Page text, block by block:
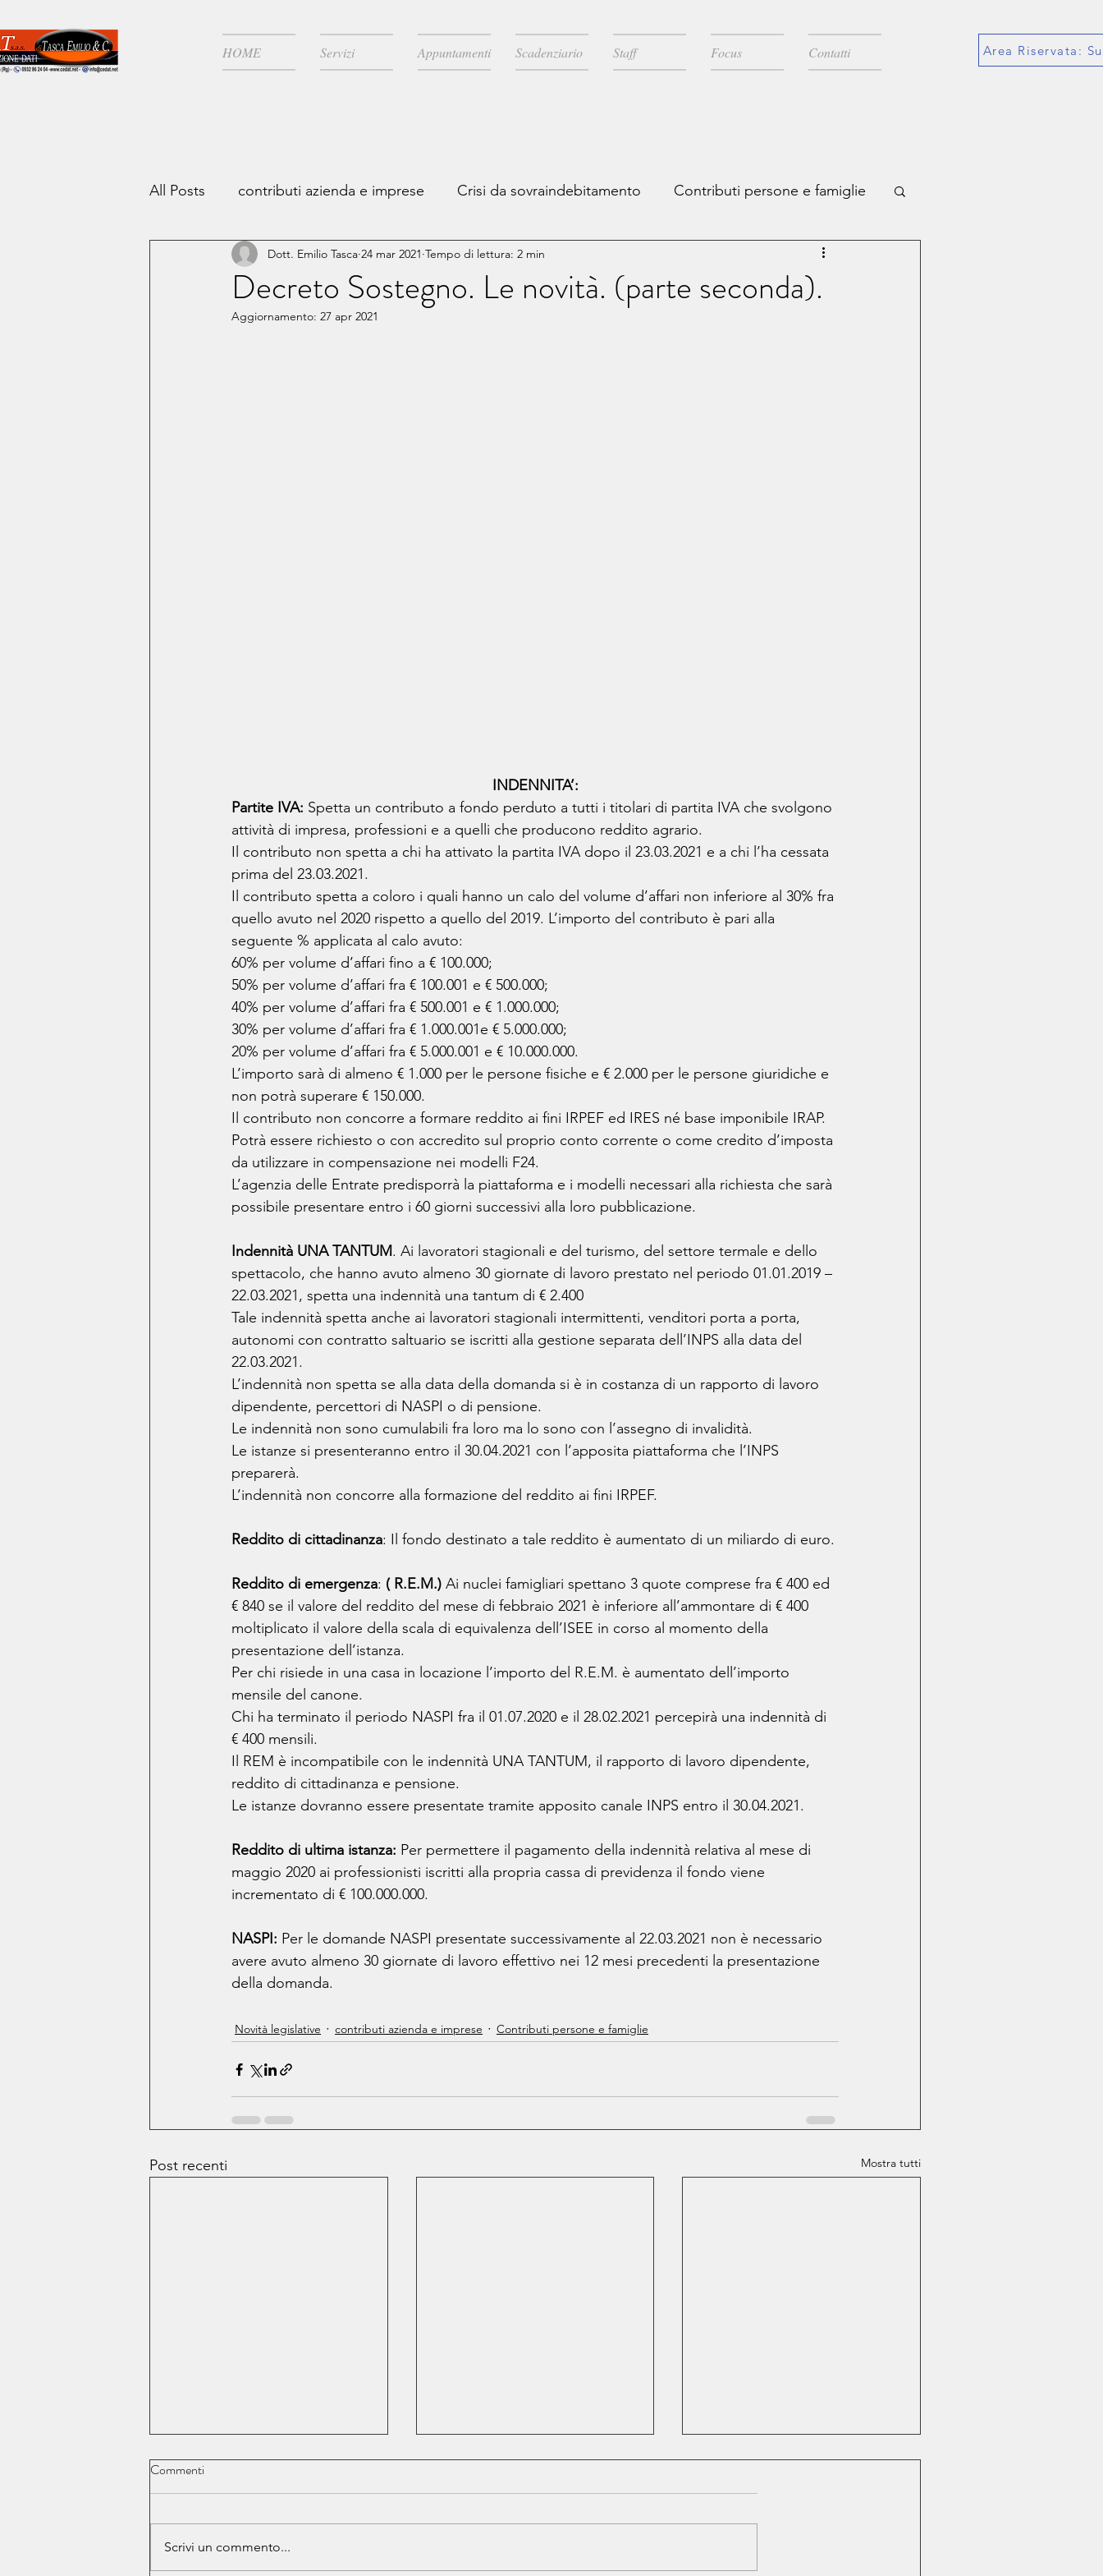
HOME Servizi Appuntamenti Scadenziario Staff Focus Contatti Area Riservata:
All Posts contributi azienda e imprese Crisi da sovraindebitamento Contributi persone e famiglie
zone covid Risparmio fiscale Novità legislative
Continuità aziendale IVA
Decreto Sostegno. Le novità. (parte seconda).
Dott. Emilio Tasca 24 mar 2021 Tempo di lettura: 2 min
Aggiornamento: 27 apr 2021
INDENNITA’:
Partite IVA: Spetta un contributo a fondo perduto a tutti i titolari di partita IVA che svolgono
attività di impresa, professioni e a quelli che producono reddito agrario.
Il contributo non spetta a chi ha attivato la partita IVA dopo il 23.03.2021 e a chi l’ha cessata
prima del 23.03.2021.
Il contributo spetta a coloro i quali hanno un calo del volume d’affari non inferiore al 30% fra
quello avuto nel 2020 rispetto a quello del 2019. L’importo del contributo è pari alla
seguente % applicata al calo avuto:
60% per volume d’affari fino a € 100.000;
50% per volume d’affari fra € 100.001 e € 500.000;
40% per volume d’affari fra € 500.001 e € 1.000.000;
30% per volume d’affari fra € 1.000.001e € 5.000.000;
20% per volume d’affari fra € 5.000.001 e € 10.000.000.
L’importo sarà di almeno € 1.000 per le persone fisiche e € 2.000 per le persone giuridiche e
non potrà superare € 150.000.
Il contributo non concorre a formare reddito ai fini IRPEF ed IRES né base imponibile IRAP.
Potrà essere richiesto o con accredito sul proprio conto corrente o come credito d’imposta
da utilizzare in compensazione nei modelli F24.
L’agenzia delle Entrate predisporrà la piattaforma e i modelli necessari alla richiesta che sarà
possibile presentare entro i 60 giorni successivi alla loro pubblicazione.
Indennità UNA TANTUM. Ai lavoratori stagionali e del turismo, del settore termale e dello
spettacolo, che hanno avuto almeno 30 giornate di lavoro prestato nel periodo 01.01.2019 –
22.03.2021, spetta una indennità una tantum di € 2.400
Tale indennità spetta anche ai lavoratori stagionali intermittenti, venditori porta a porta,
autonomi con contratto saltuario se iscritti alla gestione separata dell’INPS alla data del
22.03.2021.
L’indennità non spetta se alla data della domanda si è in costanza di un rapporto di lavoro
dipendente, percettori di NASPI o di pensione.
Le indennità non sono cumulabili fra loro ma lo sono con l’assegno di invalidità.
Le istanze si presenteranno entro il 30.04.2021 con l’apposita piattaforma che l’INPS
preparerà.
L’indennità non concorre alla formazione del reddito ai fini IRPEF.
Reddito di cittadinanza: Il fondo destinato a tale reddito è aumentato di un miliardo di euro.
Reddito di emergenza: ( R.E.M.) Ai nuclei famigliari spettano 3 quote comprese fra € 400 ed
€ 840 se il valore del reddito del mese di febbraio 2021 è inferiore all’ammontare di € 400
moltiplicato il valore della scala di equivalenza dell’ISEE in corso al momento della
presentazione dell’istanza.
Per chi risiede in una casa in locazione l’importo del R.E.M. è aumentato dell’importo
mensile del canone.
Chi ha terminato il periodo NASPI fra il 01.07.2020 e il 28.02.2021 percepirà una indennità di
€ 400 mensili.
Il REM è incompatibile con le indennità UNA TANTUM, il rapporto di lavoro dipendente,
reddito di cittadinanza e pensione.
Le istanze dovranno essere presentate tramite apposito canale INPS entro il 30.04.2021.
Reddito di ultima istanza: Per permettere il pagamento della indennità relativa al mese di
maggio 2020 ai professionisti iscritti alla propria cassa di previdenza il fondo viene
incrementato di € 100.000.000.
NASPI: Per le domande NASPI presentate successivamente al 22.03.2021 non è necessario
avere avuto almeno 30 giornate di lavoro effettivo nei 12 mesi precedenti la presentazione
della domanda.
Novità legislative contributi azienda e imprese Contributi persone e famiglie
Post recenti Mostra tutti
Commenti
Scrivi un commento...